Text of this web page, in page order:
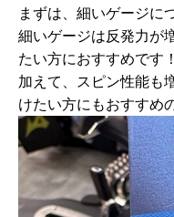
まずは、細いゲージに
細いゲージは反発力が
たい方におすすめです！
加えて、スピン性能も
けたい方にもおすすめ